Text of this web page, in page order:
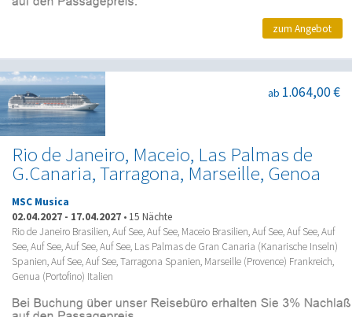
zum Angebot
Rio de Janeiro, Maceio, Las Palmas de
G.Canaria, Tarragona, Marseille, Genoa
ab 1.064,00 €
MSC Musica
02.04.2027 - 17.04.2027 • 15 Nächte
Rio de Janeiro Brasilien, Auf See, Auf See, Maceio Brasilien, Auf See, Auf See, Auf
See, Auf See, Auf See, Auf See, Las Palmas de Gran Canaria (Kanarische Inseln)
Spanien, Auf See, Auf See, Tarragona Spanien, Marseille (Provence) Frankreich,
Genua (Portofino) Italien